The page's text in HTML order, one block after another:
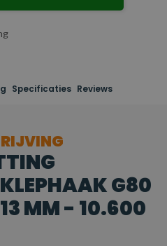
Specificaties Reviews
G80
MM - 10.600